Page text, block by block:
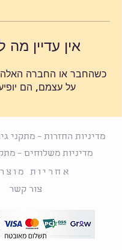
אין עדיין מה
כשהחבר או החברה האלה
על עצמם, הם
מדיניות החזרות – מתקני
מדיניות משלוחים –
אחריות
צור קשר